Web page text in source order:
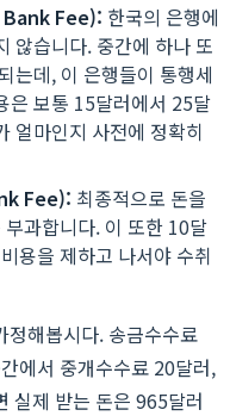
Fee): 한국의 은행에
않습니다. 중간에 하나 또
는데, 이 은행들이 통행세
은 보통 15달러에서 25달
얼마인지 사전에 정확히
Fee): 최종적으로 돈을
과합니다. 이 또한 10달
용을 제하고 나서야 수취
해봅시다. 송금수수료
에서 중개수수료 20달러,
실제 받는 돈은 965달러